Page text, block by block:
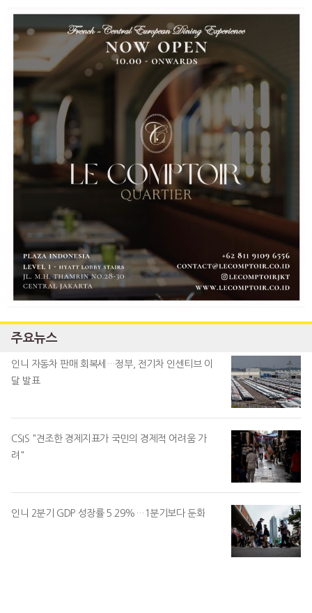
주요뉴스
인니 자동차 판매 회복세…정부, 전기차 인센티브 이
달 발표
CSIS "견조한 경제지표가 국민의 경제적 어려움 가
려"
인니 2분기 GDP 성장률 5.29%…1분기보다 둔화